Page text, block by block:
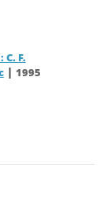
F.
| 1995